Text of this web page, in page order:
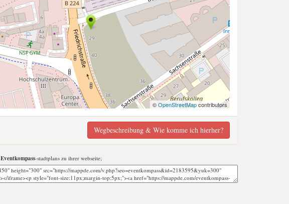
©OpenStreetMapcontributors
Wegbeschreibung & Wie komme ich hierher?
Eventkompass-stadtplans zu ihrer webseite;